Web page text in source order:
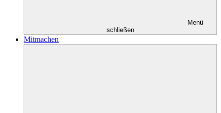
Menü
schließen
Mitmachen